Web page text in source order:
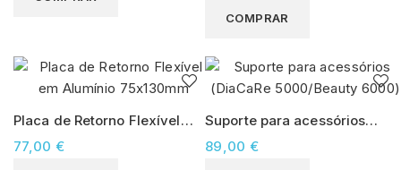
COMPRAR
Placa de Retorno Flexível
em Alumínio 75x130mm
77,00 €
Suporte para acessórios
(DiaCaRe 5000/Beauty
6000)
89,00 €